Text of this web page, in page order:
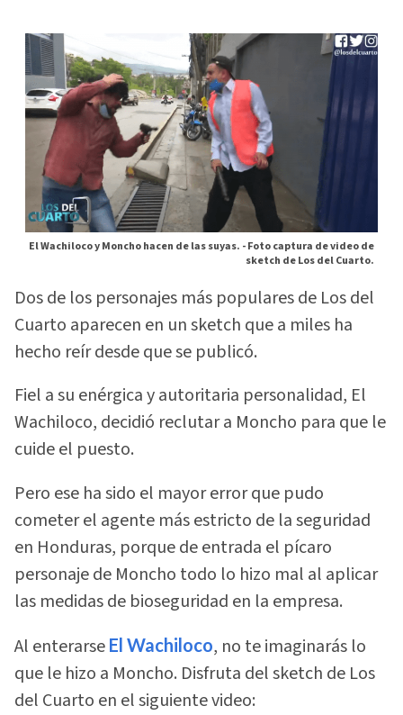
El Wachiloco y Moncho hacen de las suyas. -Foto captura de video de
sketch de Los del Cuarto.
Dos de los personajes más populares de Los del
Cuarto aparecen en un sketch que a miles ha
hecho reír desde que se publicó.
Fiel a su enérgica y autoritaria personalidad, El
Wachiloco, decidió reclutar a Moncho para que le
cuide el puesto.
Pero ese ha sido el mayor error que pudo
cometer el agente más estricto de la seguridad
en Honduras, porque de entrada el pícaro
personaje de Moncho todo lo hizo mal al aplicar
las medidas de bioseguridad en la empresa.
Al enterarse El Wachiloco, no te imaginarás lo
que le hizo a Moncho. Disfruta del sketch de Los
del Cuarto en el siguiente video: